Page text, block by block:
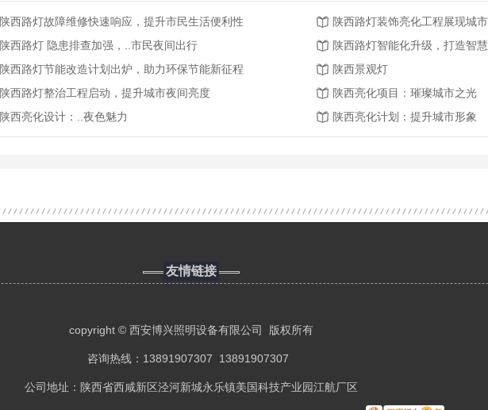
陕西路灯故障维修快速响应，提升市民生活便利性
陕西路灯装饰亮化工程展现城
陕西路灯 隐患排查加强，..市民夜间出行
陕西路灯智能化升级，打造智
陕西路灯节能改造计划出炉，助力环保节能新征程
陕西景观灯
陕西路灯整治工程启动，提升城市夜间亮度
陕西亮化项目：璀璨城市之光
陕西亮化设计：..夜色魅力
陕西亮化计划：提升城市形象
友情链接
copyright © 西安博兴照明设备有限公司 版权所有
咨询热线：13891907307 13891907307
公司地址：陕西省西咸新区泾河新城永乐镇美国科技产业园江航厂区